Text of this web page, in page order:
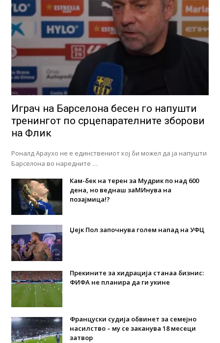
Играч на Барселона бесен го напушти
тренингот по срцепарателните зборови
на Флик
Роналд Араухо не е единствениот кој би можел да ја напушти
Барселона во наредните …
Кам-бек на терен за Мудрик по над 600
дена, но веднаш заМИнува на
позајмица!?
Џејк Пол започнува голем напад на УФЦ
Прекините за хидрација станаа бизнис:
ФИФА не планира да ги укине
Француски судија обвинет за семејно
насилство – му се заканува 18 месеци
затвор